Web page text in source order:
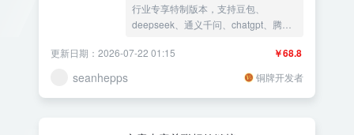
豆包、deepseek、通义千问、腾
讯、智普、百度云、文心一言
行业专享特制版本，支持豆包、
deepseek、通义千问、chatgpt、腾
￥68.8
更新日期：2026-07-22 01:15
seanhepps 铜牌开发者